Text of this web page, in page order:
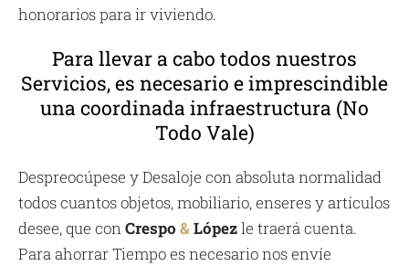
honorarios para ir viviendo.
Para llevar a cabo todos nuestros
Servicios, es necesario e imprescindible
una coordinada infraestructura (No
Todo Vale)
Despreocúpese y Desaloje con absoluta normalidad
todos cuantos objetos, mobiliario, enseres y artículos
desee, que conCrespo &Lópezle traerá cuenta.
Para ahorrar Tiempo es necesario nos envíe